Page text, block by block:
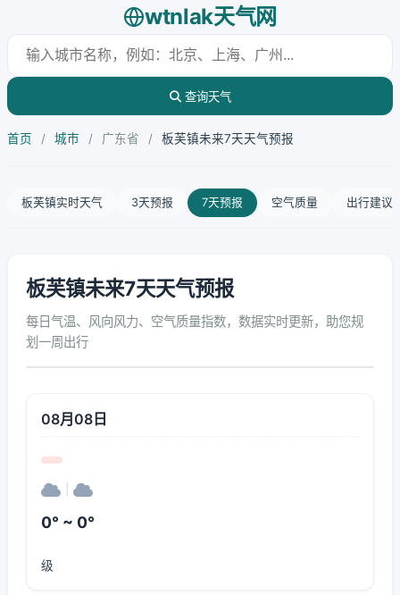
wtnlak天气网
查询天气
首页 / 城市 / 广东省 / 板芙镇未来7天天气预报
板芙镇实时天气 3天预报 7天预报 空气质量 出行建议
板芙镇未来7天天气预报
每日气温、风向风力、空气质量指数，数据实时更新，助您规
划一周出行
08月08日
0° ~ 0°
级